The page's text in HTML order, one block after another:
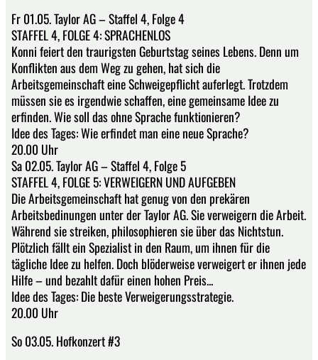
Fr 01.05. Taylor AG – Staffel 4, Folge 4
STAFFEL 4, FOLGE 4: SPRACHENLOS
Konni feiert den traurigsten Geburtstag seines Lebens. Denn um
Konflikten aus dem Weg zu gehen, hat sich die
Arbeitsgemeinschaft eine Schweigepflicht auferlegt. Trotzdem
müssen sie es irgendwie schaffen, eine gemeinsame Idee zu
erfinden. Wie soll das ohne Sprache funktionieren?
Idee des Tages: Wie erfindet man eine neue Sprache?
20.00 Uhr
Sa 02.05. Taylor AG – Staffel 4, Folge 5
STAFFEL 4, FOLGE 5: VERWEIGERN UND AUFGEBEN
Die Arbeitsgemeinschaft hat genug von den prekären
Arbeitsbedinungen unter der Taylor AG. Sie verweigern die Arbeit.
Während sie streiken, philosophieren sie über das Nichtstun.
Plötzlich fällt ein Spezialist in den Raum, um ihnen für die
tägliche Idee zu helfen. Doch blöderweise verweigert er ihnen jede
Hilfe – und bezahlt dafür einen hohen Preis...
Idee des Tages: Die beste Verweigerungsstrategie.
20.00 Uhr
So 03.05. Hofkonzert #3